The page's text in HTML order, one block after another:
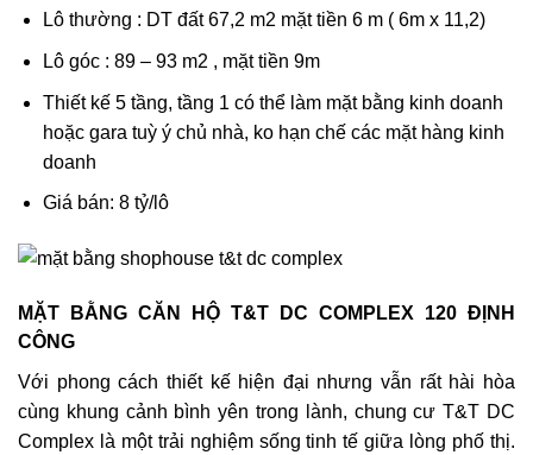
Lô thường : DT đất 67,2 m2 mặt tiền 6 m ( 6m x 11,2)
Lô góc : 89 – 93 m2 , mặt tiền 9m
Thiết kế 5 tầng, tầng 1 có thể làm mặt bằng kinh doanh
hoặc gara tuỳ ý chủ nhà, ko hạn chế các mặt hàng kinh
doanh
Giá bán: 8 tỷ/lô
MẶT BẰNG CĂN HỘ T&T DC COMPLEX 120 ĐỊNH
CÔNG
Với phong cách thiết kế hiện đại nhưng vẫn rất hài hòa
cùng khung cảnh bình yên trong lành, chung cư T&T DC
Complex là một trải nghiệm sống tinh tế giữa lòng phố thị.